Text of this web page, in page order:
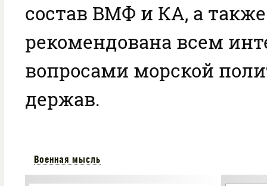
состав ВМФ и КА, а
рекомендована всем
вопросами морской
держав.
Военная мысль